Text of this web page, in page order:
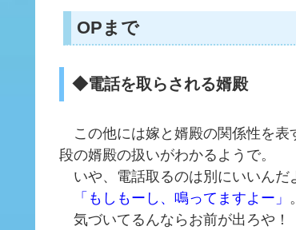
OPまで
◆電話を取らされる婿殿
この他には嫁と婿殿の関係性を表
段の婿殿の扱いがわかるようで。
いや、電話取るのは別にいいんだ
「もしもーし、鳴ってますよー」
気づいてるんならお前が出ろや！